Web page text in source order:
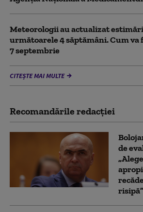
Meteorologii au actualizat
următoarele 4 săptămâni. Cum va
7 septembrie
CITEȘTE MAI MULTE
Recomandările redacţiei
de
risipă”